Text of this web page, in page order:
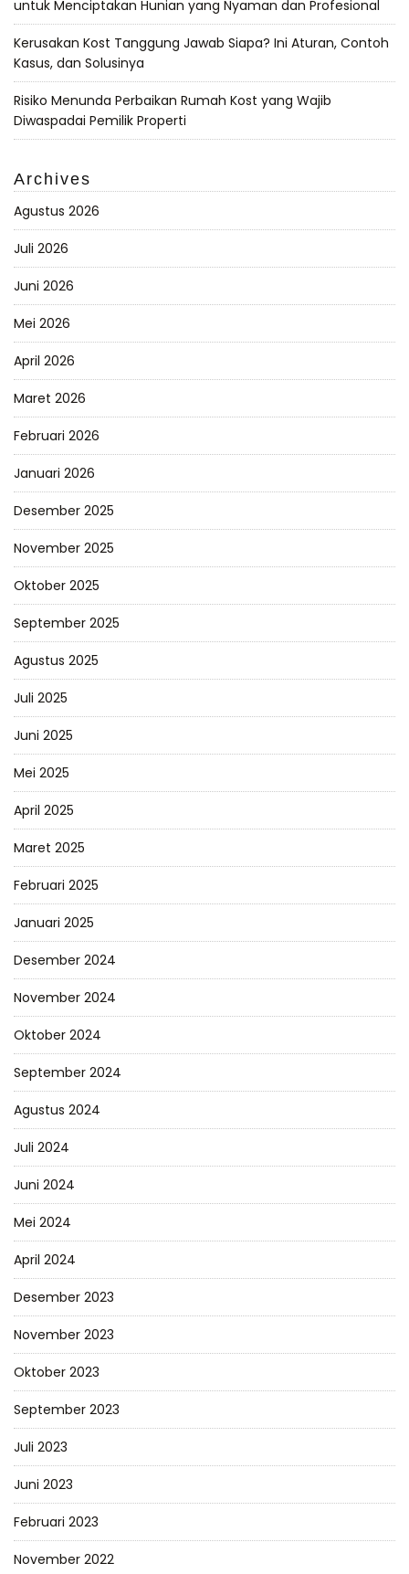
untuk Menciptakan Hunian yang Nyaman dan Profesional
Kerusakan Kost Tanggung Jawab Siapa? Ini Aturan, Contoh
Kasus, dan Solusinya
Risiko Menunda Perbaikan Rumah Kost yang Wajib
Diwaspadai Pemilik Properti
Archives
Agustus 2026
Juli 2026
Juni 2026
Mei 2026
April 2026
Maret 2026
Februari 2026
Januari 2026
Desember 2025
November 2025
Oktober 2025
September 2025
Agustus 2025
Juli 2025
Juni 2025
Mei 2025
April 2025
Maret 2025
Februari 2025
Januari 2025
Desember 2024
November 2024
Oktober 2024
September 2024
Agustus 2024
Juli 2024
Juni 2024
Mei 2024
April 2024
Desember 2023
November 2023
Oktober 2023
September 2023
Juli 2023
Juni 2023
Februari 2023
November 2022